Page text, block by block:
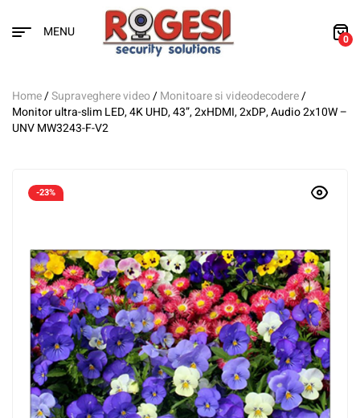
MENU 0
Home/Supraveghere video/Monitoare si videodecodere/
Monitor ultra-slim LED, 4K UHD, 43”, 2xHDMI, 2xDP, Audio 2x10W –
UNV MW3243-F-V2
-23%